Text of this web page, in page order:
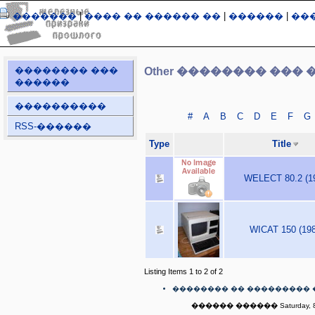
�������|���� �� ������ �� ������
�������� ���
������
����������
RSS-������
Other �������� ���
# A B C D E F G
Type Title
WELECT 80.2
WICAT 150
Listing Items 1 to 2 of 2
�������� �� ���������
������ ������ Saturday,